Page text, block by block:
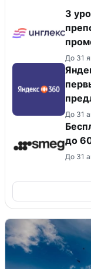
3
До 31
До 31
до
До 31